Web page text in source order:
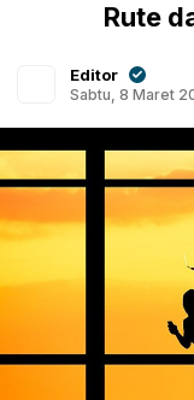
Rute
Editor
Sabtu, 8 Maret